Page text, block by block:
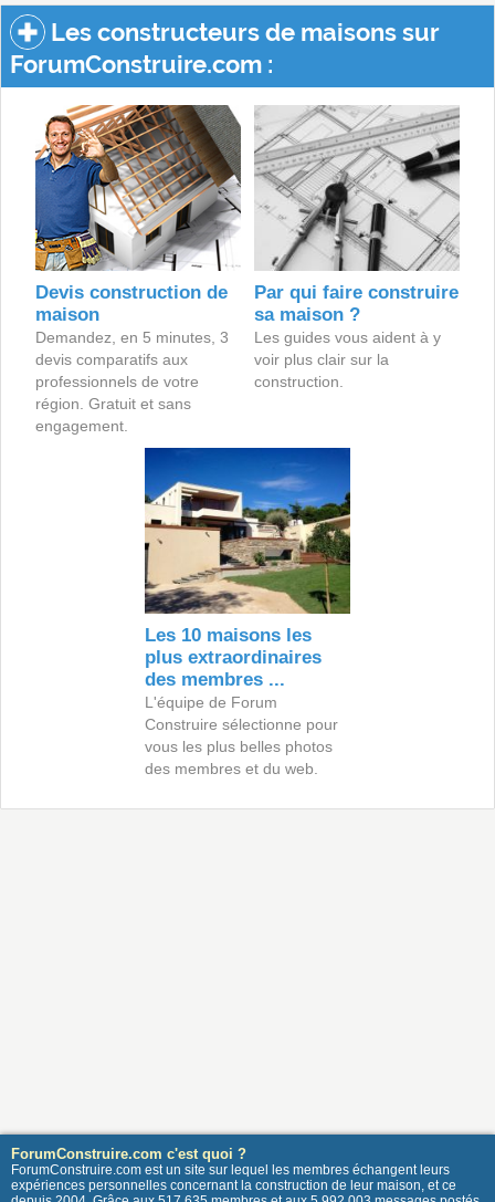
Les constructeurs de maisons sur
ForumConstruire.com :
Devis construction de
maison
Demandez, en 5 minutes, 3
devis comparatifs aux
professionnels de votre
région. Gratuit et sans
engagement.
Par qui faire construire
sa maison ?
Les guides vous aident à y
voir plus clair sur la
construction.
Les 10 maisons les
plus extraordinaires
des membres ...
L'équipe de Forum
Construire sélectionne pour
vous les plus belles photos
des membres et du web.
ForumConstruire.com c'est quoi ?
ForumConstruire.com est un site sur lequel les membres échangent leurs
expériences personnelles concernant la construction de leur maison, et ce